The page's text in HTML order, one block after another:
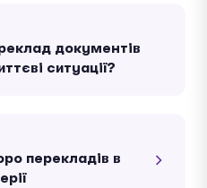
документів
ситуації?
перекладів в